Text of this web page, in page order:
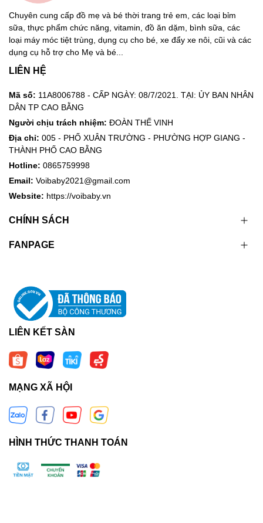
Chuyên cung cấp đồ mẹ và bé thời trang trẻ em, các loại bỉm
sữa, thực phẩm chức năng, vitamin, đồ ăn dặm, bình sữa, các
loại máy móc tiệt trùng, dụng cụ cho bé, xe đẩy xe nôi, cũi và các
dụng cụ hỗ trợ cho Mẹ và bé...
LIÊN HỆ
Mã số: 11A8006788 - CẤP NGÀY: 08/7/2021. TẠI: ỦY BAN NHÂN
DÂN TP CAO BẰNG
Người chịu trách nhiệm: ĐOÀN THẾ VINH
Địa chỉ: 005 - PHỐ XUÂN TRƯỜNG - PHƯỜNG HỢP GIANG -
THÀNH PHỐ CAO BẰNG
Hotline: 0865759998
Email: Voibaby2021@gmail.com
Website: https://voibaby.vn
CHÍNH SÁCH
FANPAGE
LIÊN KẾT SÀN
MẠNG XÃ HỘI
HÌNH THỨC THANH TOÁN